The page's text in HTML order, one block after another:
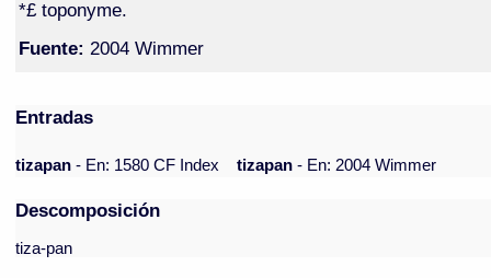
*£ toponyme.
Fuente: 2004 Wimmer
Entradas
tizapan- En: 1580 CF Index tizapan- En: 2004 Wimmer
Descomposición
tiza-pan